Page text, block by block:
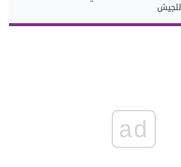
للجيش
ad